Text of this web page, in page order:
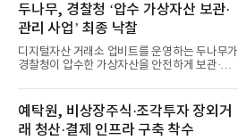
두나무, 경찰청 ‘압수 가상자산 보관·
관리 사업’ 최종 낙찰
디지털자산 거래소 업비트를 운영하는 두나무가
경찰청이 압수한 가상자산을 안전하게 보관·관
예탁원, 비상장주식·조각투자 장외거
래 청산·결제 인프라 구축 착수